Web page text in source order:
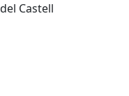
Castell